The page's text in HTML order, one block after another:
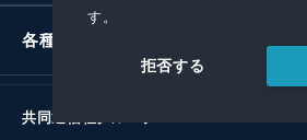
す。
拒否する
各種お問い合わせ
共同通信社グループ